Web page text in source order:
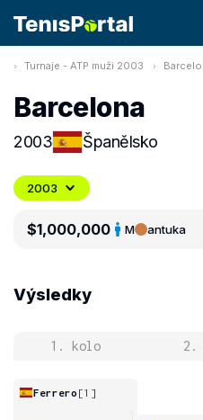
Turnaje - ATP muži 2003
Barcelona
2003 Španělsko
2003
$1,000,000 M antuka
Výsledky
1. kolo 2.
Ferrero [1]